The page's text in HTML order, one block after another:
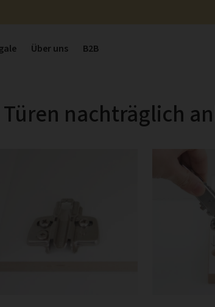
Über uns B2B
Türen nachträglich